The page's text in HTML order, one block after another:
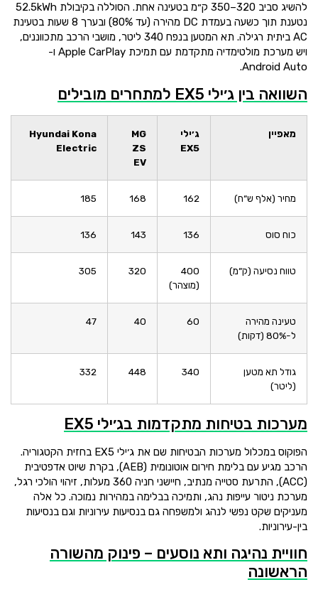
להשיג סביב 320–350 ק״מ בטעינה אחת. הסוללה בקיבולת 52.5kWh
נטענת תוך כשעה בעמדת DC מהירה (עד 80%) ובערך 8 שעות בטעינת
AC ביתית רגילה. תא המטען בנפח 340 ליטר, מושבי הרכב מתכווננים,
ויש מערכת מולטימדיה מתקדמת עם תמיכת Apple CarPlay ו-
Android Auto.
השוואה בין ג׳ילי EX5 למתחרים מובילים
מאפיין
ג׳ילי
EX5
MG
ZS
EV
Hyundai Kona
Electric
מחיר (אלף ש״ח) 162
168
185
כוח סוס 136
143
136
טווח נסיעה (ק״מ)
400
(מוצהר)
320
305
טעינה מהירה
ל-80% (דקות)
60
40
47
גודל תא מטען
(ליטר)
340
448
332
מערכות בטיחות מתקדמות בג׳ילי EX5
הפוקוס במכלול מערכות הבטיחות שם את ג׳ילי EX5 בחזית הקטגוריה.
הרכב מגיע עם בלימת חירום אוטונומית (AEB), בקרת שיוט אדפטיבית
(ACC), התרעת סטייה מנתיב, חיישני חניה 360 מעלות, זיהוי הולכי רגל,
מערכת ניטור עייפות נהג, ותמיכה בבלימה במהירות נמוכה. כל אלה
מעניקים שקט נפשי לנהג ולמשפחה גם בנסיעות עירוניות וגם בנסיעות
בין-עירוניות.
חוויית נהיגה ותא נוסעים – פינוק מהשורה
הראשונה